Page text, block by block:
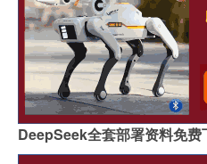
DeepSeek全套部署资料免费